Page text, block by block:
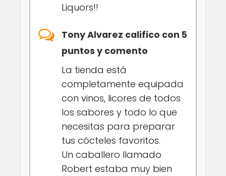
Liquors!!
Tony Alvarez califico con 5
puntos y comento
La tienda está
completamente equipada
con vinos, licores de todos
los sabores y todo lo que
necesitas para preparar
tus cócteles favoritos.
Un caballero llamado
Robert estaba muy bien